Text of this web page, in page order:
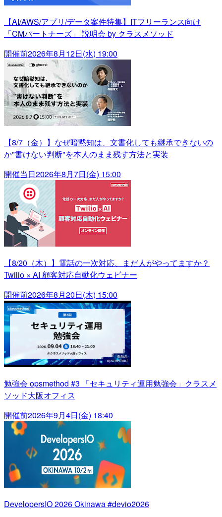
【AI/AWS/アプリ/データ案件特集】ITフリーランス向け
「CMパートナーズ」 説明会 by クラスメソッド
開催前2026年8月12日(水) 19:00
【8/7（金）】なぜ暗黙知は、文書化しても継承できないの
か"書けない判断"を本人のまま残す方法と実装
開催当日2026年8月7日(金) 15:00
【8/20（木）】電話の一次対応、まだ人がやってますか？
Twilio × AI 顧客対応自動化ウェビナー
開催前2026年8月20日(木) 15:00
勉強会 opsmethod #3 「セキュリティ運用勉強会」クラスメ
ソッド大阪オフィス
開催前2026年9月4日(金) 18:40
DevelopersIO 2026 Okinawa #devio2026